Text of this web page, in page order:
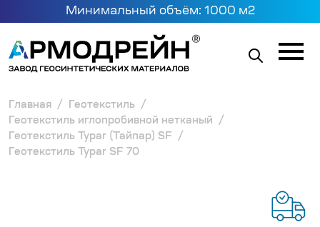
Главная
Геотекстиль
Геотекстиль иглопробивной нетканый
Геотекстиль Typar (Тайпар) SF
Геотекстиль Typar SF 70
Минимальный объём: 1000 м2